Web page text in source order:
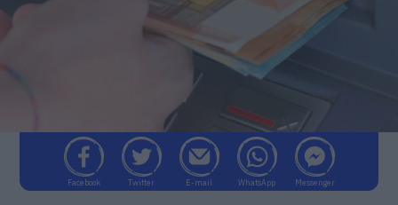
Facebook Twitter E-mail WhatsApp Messenger